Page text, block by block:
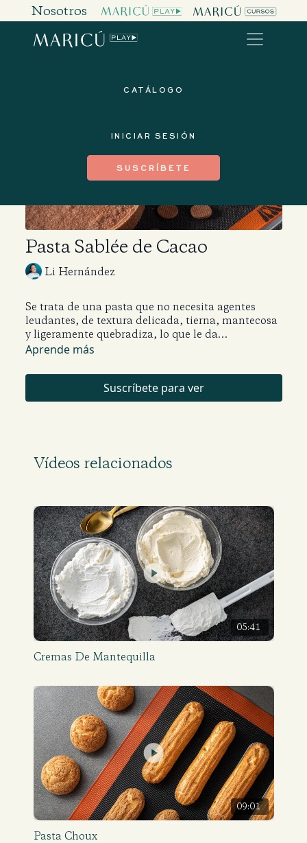
Nosotros
CATÁLOGO
INICIAR SESIÓN
SUSCRÍBETE
Pasta Sablée de Cacao
Li Hernández
Se trata de una pasta que no necesita agentes
leudantes, de textura delicada, tierna, mantecosa
y ligeramente quebradiza, lo que le da
ese toque característico algo «arenoso».
galletas decoradas, base para pasteles de vitrina o
entremet, decoraciones, etc.
Aprende más
Suscríbete para ver
Vídeos relacionados
05:41
Cremas De Mantequilla
09:01
Pasta Choux